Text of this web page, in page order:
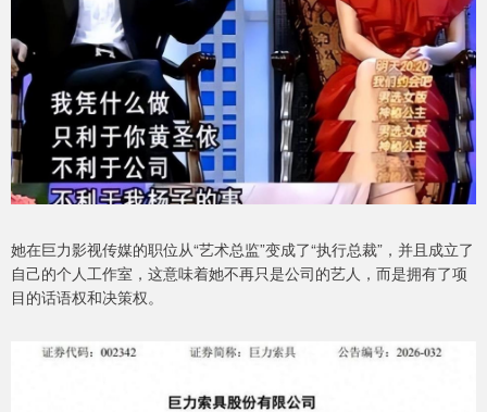
她在巨力影视传媒的职位从“艺术总监”变成了“执行总裁”，并且成立了
自己的个人工作室，这意味着她不再只是公司的艺人，而是拥有了项
目的话语权和决策权。